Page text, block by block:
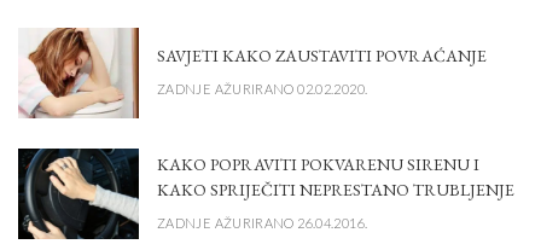
SAVJETI KAKO ZAUSTAVITI POVRAĆANJE
ZADNJE AŽURIRANO 02.02.2020.
KAKO POPRAVITI POKVARENU SIRENU I
KAKO SPRIJEČITI NEPRESTANO TRUBLJENJE
ZADNJE AŽURIRANO 26.04.2016.